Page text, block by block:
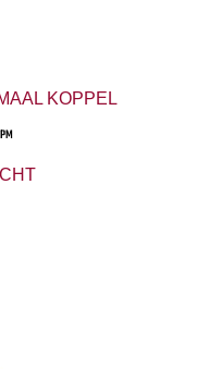
KOPPEL